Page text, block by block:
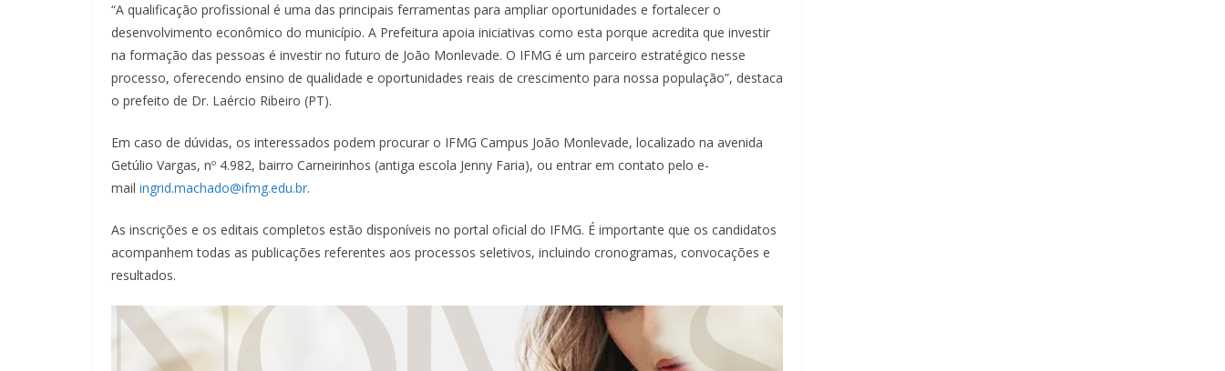
“A qualificação profissional é uma das principais ferramentas para ampliar oportunidades e fortalecer o
desenvolvimento econômico do município. A Prefeitura apoia iniciativas como esta porque acredita que investir
na formação das pessoas é investir no futuro de João Monlevade. O IFMG é um parceiro estratégico nesse
processo, oferecendo ensino de qualidade e oportunidades reais de crescimento para nossa população”, destaca
o prefeito de Dr. Laércio Ribeiro (PT).
Em caso de dúvidas, os interessados podem procurar o IFMG Campus João Monlevade, localizado na avenida
Getúlio Vargas, nº 4.982, bairro Carneirinhos (antiga escola Jenny Faria), ou entrar em contato pelo e-
mail ingrid.machado@ifmg.edu.br.
As inscrições e os editais completos estão disponíveis no portal oficial do IFMG. É importante que os candidatos
acompanhem todas as publicações referentes aos processos seletivos, incluindo cronogramas, convocações e
resultados.